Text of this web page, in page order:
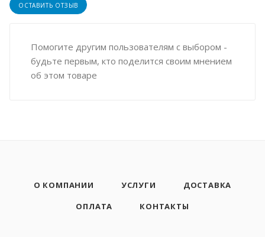
ОСТАВИТЬ ОТЗЫВ
Помогите другим пользователям с выбором -
будьте первым, кто поделится своим мнением
об этом товаре
О КОМПАНИИ УСЛУГИ
ДОСТАВКА
ОПЛАТА
КОНТАКТЫ